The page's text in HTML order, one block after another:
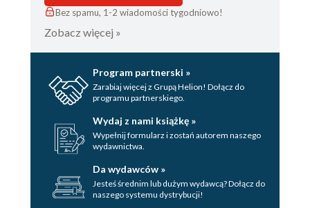
Bez spamu, 1-2 wiadomości tygodniowo!
Zobacz więcej »
Program partnerski »
Zarabiaj więcej z Grupą Helion! Dołącz do
programu partnerskiego.
Wydaj z nami książkę »
Wypełnij formularz i zostań autorem naszego
wydawnictwa.
Da wydawców »
Jesteś średnim lub dużym wydawcą? Dołącz do
naszego systemu dystrybucji!